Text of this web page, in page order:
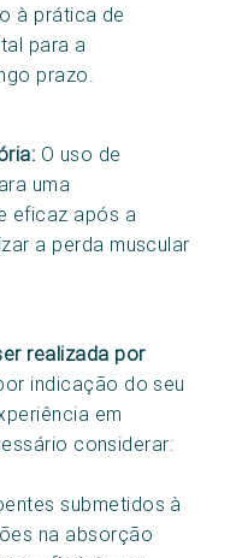
à prática de
para a
prazo.
O uso de
uma
eficaz após a
a perda muscular
realizada por
indicação do seu
em
considerar:
submetidos à
na absorção